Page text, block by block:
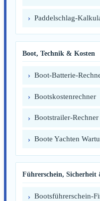
Paddelschlag-
Boot, Technik & Kosten
Boot-Batterie-
Bootskostenrechner
Bootstrailer-Rechner
Boote Yachten
Führerschein,
Bootsführerschein-